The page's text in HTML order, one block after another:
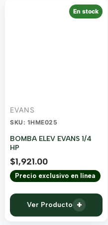
En stock
EVANS
SKU: 1HME025
BOMBA ELEV EVANS 1/4
HP
$1,921.00
Precio exclusivo en línea
Ver Producto +